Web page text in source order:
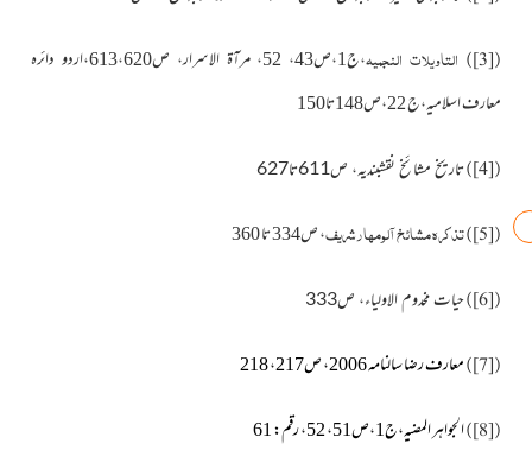
(
[3]
) التاویلات النجمیہ
،ج1،ص43، 52، مرآۃ الاسرار، ص613،620،اردو دائرہ
معارف اسلامیہ،ج 22،ص148تا150
(
[4]
)تاریخ مشائخ نقشبندیہ، ص611تا627
(
[5]
)تذکرہ مشائخ آلومہارشریف، ص334 تا 360
(
[6]
)حیات مخدوم الاولیاء، ص333
(
[7]
)معارف رضا سالنامہ 2006، ص217، 218
(
[8]
)الجواہر المضیہ،ج1،ص51، 52، رقم: 61